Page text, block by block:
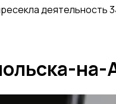
деятельность
на-